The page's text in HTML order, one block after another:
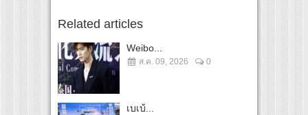
Related articles
Weibo...
ส.ค. 09, 2026 0
เบเบ้...